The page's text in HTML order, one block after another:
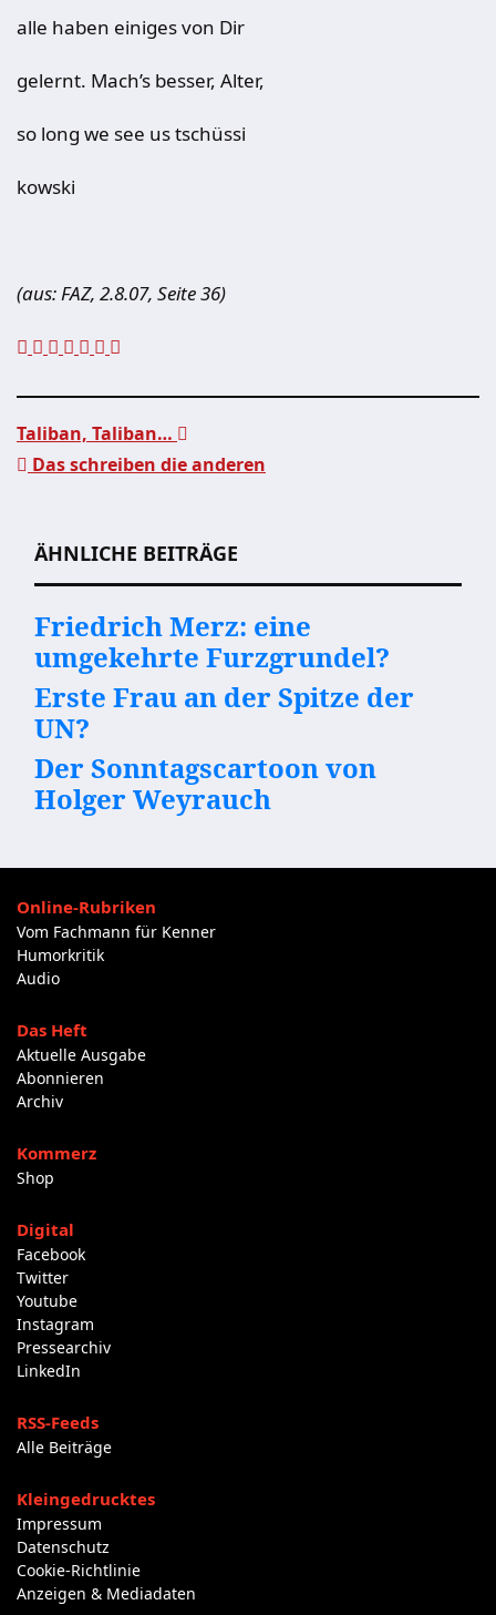
alle haben einiges von Dir
gelernt. Mach’s besser, Alter,
so long we see us tschüssi
kowski
(aus: FAZ, 2.8.07, Seite 36)
Taliban, Taliban…
Das schreiben die anderen
ÄHNLICHE BEITRÄGE
Friedrich Merz: eine
umgekehrte Furzgrundel?
Erste Frau an der Spitze der
UN?
Der Sonntagscartoon von
Holger Weyrauch
Online-Rubriken
Vom Fachmann für Kenner
Humorkritik
Audio
Das Heft
Aktuelle Ausgabe
Abonnieren
Archiv
Kommerz
Shop
Digital
Facebook
Twitter
Youtube
Instagram
Pressearchiv
LinkedIn
RSS-Feeds
Alle Beiträge
Kleingedrucktes
Impressum
Datenschutz
Cookie-Richtlinie
Anzeigen & Mediadaten